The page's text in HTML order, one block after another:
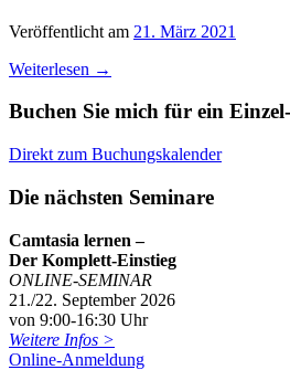
Veröffentlicht am 21. März 2021
Weiterlesen →
Buchen Sie mich für ein
Direkt zum Buchungskalender
Die nächsten Seminare
Camtasia lernen –
Der Komplett-Einstieg
ONLINE-SEMINAR
21./22. September 2026
von 9:00-16:30 Uhr
Weitere Infos >
Online-Anmeldung